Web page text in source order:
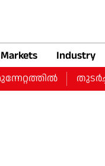
Markets Industry
തുടർച്ചയായ